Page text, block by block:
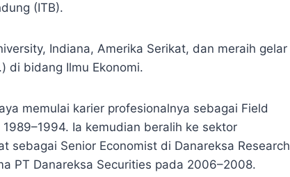
(ITB).
Indiana, Amerika Serikat, dan meraih gelar
di bidang Ilmu Ekonomi.
memulai karier profesionalnya sebagai Field
Ia kemudian beralih ke sektor
sebagai Senior Economist di Danareksa Research
PT Danareksa Securities pada 2006–2008.